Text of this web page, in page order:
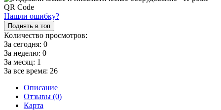
Нашли ошибку?
Поднять в топ
Количество просмотров:
За сегодня: 0
За неделю: 0
За месяц: 1
За все время: 26
Описание
Отзывы (0)
Карта